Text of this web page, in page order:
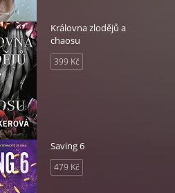
Královna zlodějů a
chaosu
399 Kč
Saving 6
479 Kč